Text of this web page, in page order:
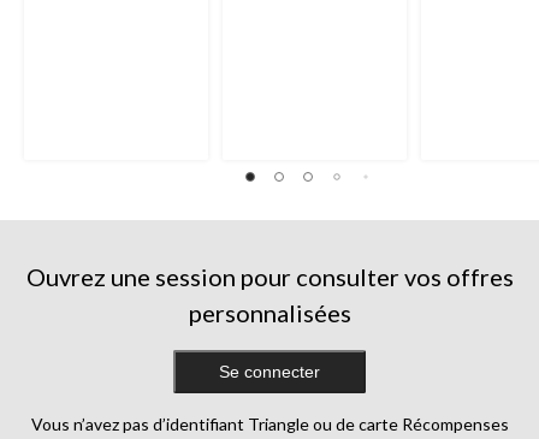
Ouvrez une session pour consulter vos offres
personnalisées
Se connecter
Vous n’avez pas d’identifiant Triangle ou de carte Récompenses